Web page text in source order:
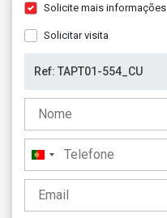
Solicite mais informações
Solicitar visita
Portugal
+351